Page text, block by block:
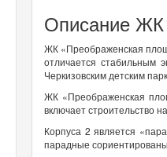
Описание
ЖК «Преображенская
отличается стабильным
Черкизовским детским
ЖК «Преображенская
включает строительство
Корпуса 2 является
парадные